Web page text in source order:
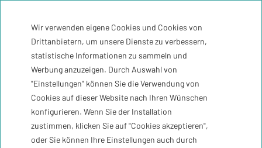
Registriere mich
30ºC
Kontakt
Wir verwenden eigene Cookies und Cookies von
Drittanbietern, um unsere Dienste zu verbessern,
statistische Informationen zu sammeln und
Werbung anzuzeigen. Durch Auswahl von
"Einstellungen" können Sie die Verwendung von
Cookies auf dieser Website nach Ihren Wünschen
konfigurieren. Wenn Sie der Installation
zustimmen, klicken Sie auf "Cookies akzeptieren",
oder Sie können Ihre Einstellungen auch durch